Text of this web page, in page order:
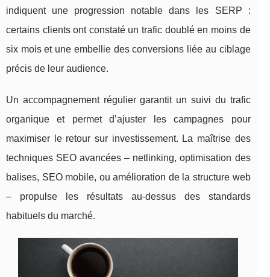
indiquent une progression notable dans les SERP :
certains clients ont constaté un trafic doublé en moins de
six mois et une embellie des conversions liée au ciblage
précis de leur audience.
Un accompagnement régulier garantit un suivi du trafic
organique et permet d’ajuster les campagnes pour
maximiser le retour sur investissement. La maîtrise des
techniques SEO avancées – netlinking, optimisation des
balises, SEO mobile, ou amélioration de la structure web
– propulse les résultats au-dessus des standards
habituels du marché.